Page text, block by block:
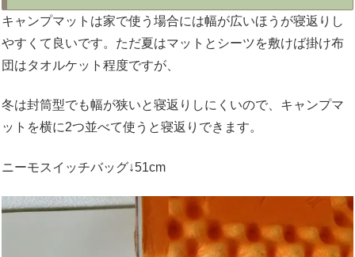
キャンプマットは家で使う場合には幅が広いほうが寝返りし
やすくて良いです。ただ夏はマットとシーツを敷けば掛け布
団はタオルケット程度ですが、
冬は封筒型でも幅が狭いと寝返りしにくいので、キャンプマ
ットを横に2つ並べて使うと寝返りできます。
ニーモスイッチバッグ↓51cm